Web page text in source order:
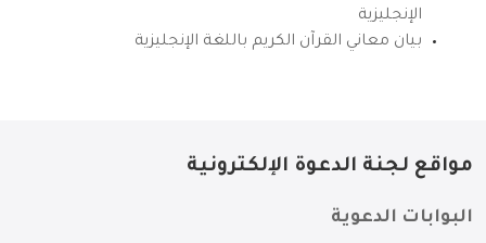
الإنجليزية
بيان معاني القرآن الكريم باللغة الإنجليزية
مواقع لجنة الدعوة الإلكترونية
البوابات الدعوية